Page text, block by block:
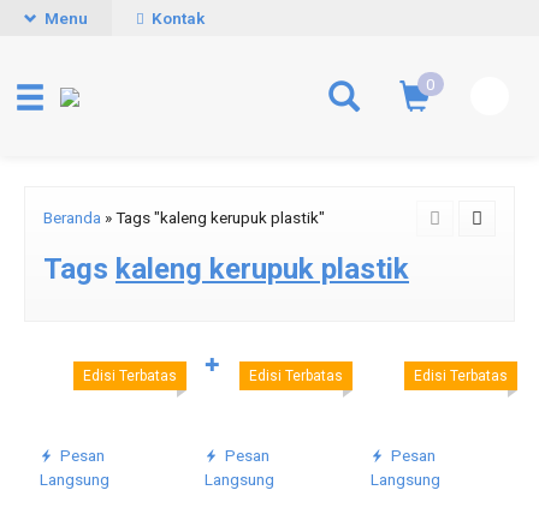
Menu Kontak
0
Beranda »Tags "kaleng kerupuk plastik"
Tags kaleng kerupuk plastik
Pesan
Langsung
Edisi Terbatas
Pesan
Langsung
Edisi Terbatas
✚
Pesan
Langsung
Edisi Terbatas